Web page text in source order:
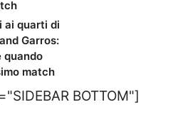
ai quarti di
Garros:
quando
match
BOTTOM"]